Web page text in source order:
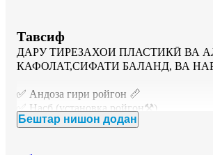
Тавсиф
ДАРУ ТИРЕЗАХОИ ПЛАСТИКӢ ВА
КАФОЛАТ,СИФАТИ БАЛАНД, ВА
✅️ Андоза гири ройгон 📏
✅ Насб (установка ройгон⚒️)
Бештар нишон додан